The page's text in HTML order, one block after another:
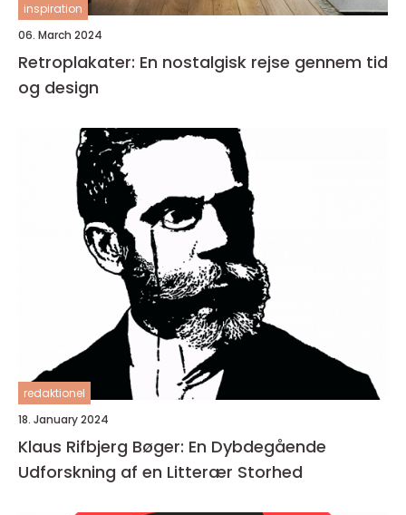
inspiration
06. March 2024
Retroplakater: En nostalgisk rejse gennem tid
og design
redaktionel
18. January 2024
Klaus Rifbjerg Bøger: En Dybdegående
Udforskning af en Litterær Storhed